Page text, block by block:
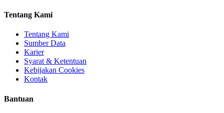
Tentang Kami
Tentang Kami
Sumber Data
Karier
Syarat & Ketentuan
Kebijakan Cookies
Kontak
Bantuan